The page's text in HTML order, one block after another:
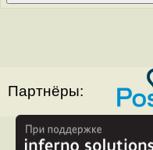
Партнёры: